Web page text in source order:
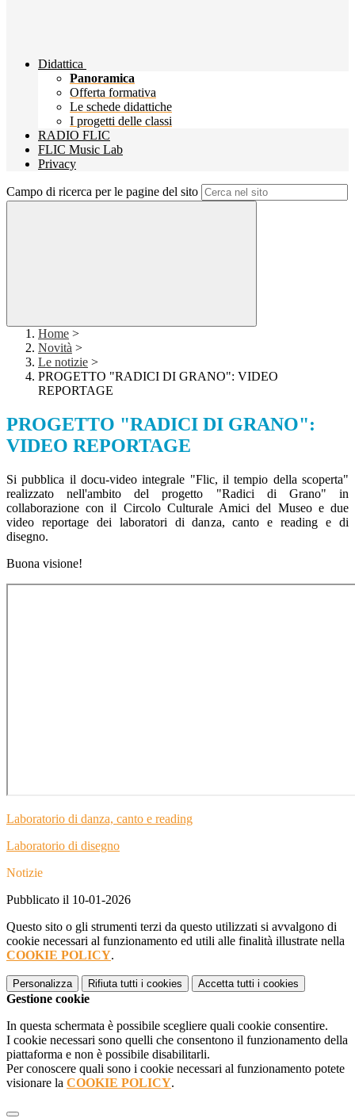
Didattica
Panoramica
Offerta formativa
Le schede didattiche
I progetti delle classi
RADIO FLIC
FLIC Music Lab
Privacy
Campo di ricerca per le pagine del sito
Home >
Novità >
Le notizie >
PROGETTO "RADICI DI GRANO": VIDEO
REPORTAGE
PROGETTO "RADICI DI GRANO":
VIDEO REPORTAGE
Si pubblica il docu-video integrale "Flic, il tempio della scoperta"
realizzato nell'ambito del progetto "Radici di Grano" in
collaborazione con il Circolo Culturale Amici del Museo e due
video reportage dei laboratori di danza, canto e reading e di
disegno.
Buona visione!
Laboratorio di danza, canto e reading
Laboratorio di disegno
Notizie
Pubblicato il 10-01-2026
Questo sito o gli strumenti terzi da questo utilizzati si avvalgono di
cookie necessari al funzionamento ed utili alle finalità illustrate nella
COOKIE POLICY.
Personalizza Rifiuta tutti i cookies Accetta tutti i cookies
Gestione cookie
In questa schermata è possibile scegliere quali cookie consentire.
I cookie necessari sono quelli che consentono il funzionamento della
piattaforma e non è possibile disabilitarli.
Per conoscere quali sono i cookie necessari al funzionamento potete
visionare la COOKIE POLICY.